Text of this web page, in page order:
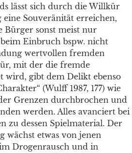
lässt sich durch die Willkür
eine Souveränität erreichen,
Bürger sonst meist nur
Einbruch bspw. nicht
wertvollen fremden
mit der die fremde
wird, gibt dem Delikt ebenso
(Wulff 1987, 177) wie
Grenzen durchbrochen und
werden. Alles avanciert bei
zu dessen Spielmaterial. Der
wächst etwas von jenen
Drogenrausch und in